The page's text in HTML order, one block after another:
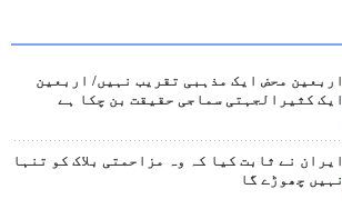
اربعین محض ایک مذہبی تقریب نہیں/ اربعین
ایک کثیرالجہتی سماجی حقیقت بن چکا ہے
ایران نے ثابت کیا کہ وہ مزاحمتی بلاک کو تنہا
نہیں چھوڑے گا